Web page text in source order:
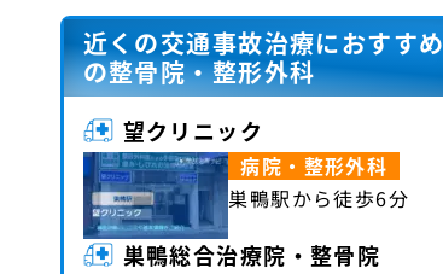
近くの交通事故治療におすすめ
の整骨院・整形外科
望クリニック
病院・整形外科
巣鴨駅から徒歩6分
巣鴨総合治療院・整骨院